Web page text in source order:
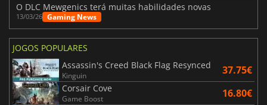
O DLC Mewgenics terá muitas habilidades novas
13/03/26 Gaming News
JOGOS POPULARES
Assassin's Creed Black Flag Resynced
Kinguin 37.75€
Corsair Cove
Game Boost 16.80€